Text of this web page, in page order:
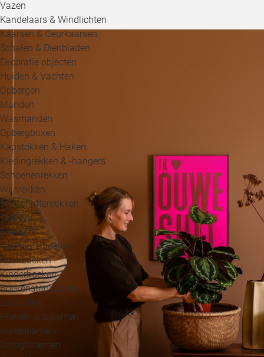
Vazen
Kandelaars & Windlichten
Kaarsen & Geurkaarsen
Schalen & Dienbladen
Decoratie objecten
Huiden & Vachten
Opbergen
Manden
Wasmanden
Opbergboxen
Kapstokken & Haken
Kledingrekken & -hangers
Schoenenrekken
Wijnrekken
Tijdschriftenrekken
Trolleys
Boeken
Koffietafelboeken
Kookboeken
Kinderboeken
Boekenstandaards
Leesbrillen
Planten & Bloemen
Kunstplanten
Droogbloemen